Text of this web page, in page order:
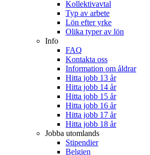
Kollektivavtal
Typ av arbete
Lön efter yrke
Olika typer av lön
Info
FAQ
Kontakta oss
Information om åldrar
Hitta jobb 13 år
Hitta jobb 14 år
Hitta jobb 15 år
Hitta jobb 16 år
Hitta jobb 17 år
Hitta jobb 18 år
Jobba utomlands
Stipendier
Belgien